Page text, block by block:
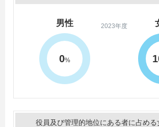
2023年度
男性
0%
役員及び管理的地位にある者に占める